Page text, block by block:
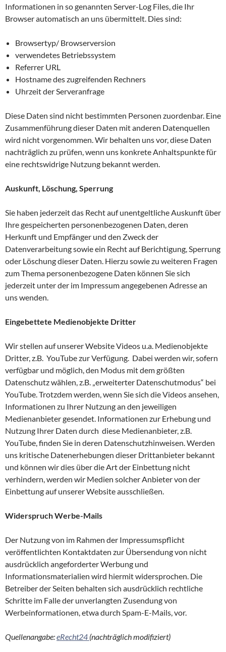
Informationen in so genannten Server-Log Files, die Ihr
Browser automatisch an uns übermittelt. Dies sind:
Browsertyp/ Browserversion
verwendetes Betriebssystem
Referrer URL
Hostname des zugreifenden Rechners
Uhrzeit der Serveranfrage
Diese Daten sind nicht bestimmten Personen zuordenbar. Eine
Zusammenführung dieser Daten mit anderen Datenquellen
wird nicht vorgenommen. Wir behalten uns vor, diese Daten
nachträglich zu prüfen, wenn uns konkrete Anhaltspunkte für
eine rechtswidrige Nutzung bekannt werden.
Auskunft, Löschung, Sperrung
Sie haben jederzeit das Recht auf unentgeltliche Auskunft über
Ihre gespeicherten personenbezogenen Daten, deren
Herkunft und Empfänger und den Zweck der
Datenverarbeitung sowie ein Recht auf Berichtigung, Sperrung
oder Löschung dieser Daten. Hierzu sowie zu weiteren Fragen
zum Thema personenbezogene Daten können Sie sich
jederzeit unter der im Impressum angegebenen Adresse an
uns wenden.
Eingebettete Medienobjekte Dritter
Wir stellen auf unserer Website Videos u.a. Medienobjekte
Dritter, z.B. YouTube zur Verfügung. Dabei werden wir, sofern
verfügbar und möglich, den Modus mit dem größten
Datenschutz wählen, z.B. „erweiterter Datenschutmodus“ bei
YouTube. Trotzdem werden, wenn Sie sich die Videos ansehen,
Informationen zu Ihrer Nutzung an den jeweiligen
Medienanbieter gesendet. Informationen zur Erhebung und
Nutzung Ihrer Daten durch diese Medienanbieter, z.B.
YouTube, finden Sie in deren Datenschutzhinweisen. Werden
uns kritische Datenerhebungen dieser Drittanbieter bekannt
und können wir dies über die Art der Einbettung nicht
verhindern, werden wir Medien solcher Anbieter von der
Einbettung auf unserer Website ausschließen.
Widerspruch Werbe-Mails
Der Nutzung von im Rahmen der Impressumspflicht
veröffentlichten Kontaktdaten zur Übersendung von nicht
ausdrücklich angeforderter Werbung und
Informationsmaterialien wird hiermit widersprochen. Die
Betreiber der Seiten behalten sich ausdrücklich rechtliche
Schritte im Falle der unverlangten Zusendung von
Werbeinformationen, etwa durch Spam-E-Mails, vor.
Quellenangabe:eRecht24 (nachträglich modifiziert)